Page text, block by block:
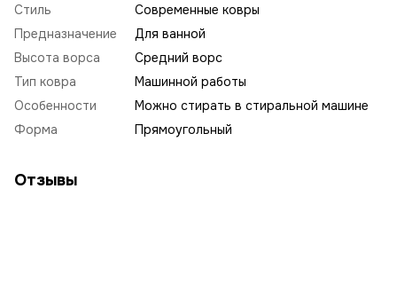
Стиль
Современные ковры
Предназначение
Для ванной
Высота ворса
Средний ворс
Тип ковра
Машинной работы
Особенности
Можно стирать в стиральной машине
Форма
Прямоугольный
Отзывы